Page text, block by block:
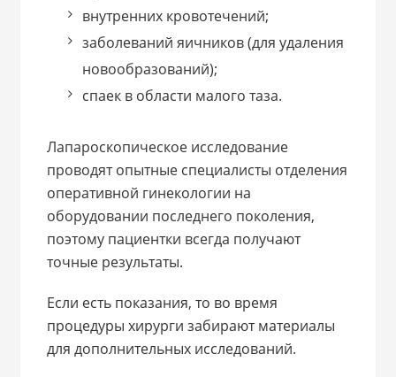
внутренних кровотечений;
заболеваний яичников (для удаления
новообразований);
спаек в области малого таза.
Лапароскопическое исследование
проводят опытные специалисты отделения
оперативной гинекологии на
оборудовании последнего поколения,
поэтому пациентки всегда получают
точные результаты.
Если есть показания, то во время
процедуры хирурги забирают материалы
для дополнительных исследований.